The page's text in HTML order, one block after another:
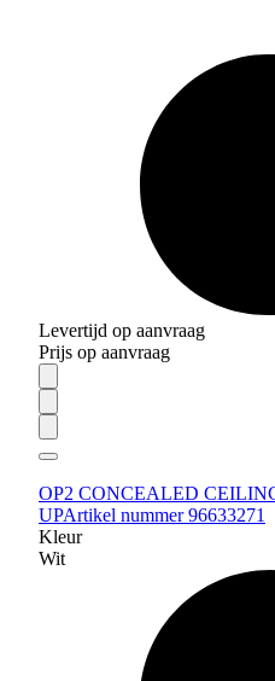
Levertijd op aanvraag
Prijs op aanvraag
OP2 CONCEALED
UPArtikel nummer 96633271
Kleur
Wit